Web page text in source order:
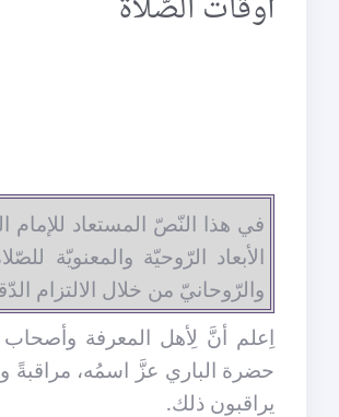
في هذا النّصّ المستعاد
الأبعاد الرّوحيّة والمعنويّة
والرّوحانيّ من خلال الالتزام
اِعلم أنَّ لِأهل المعرفة
حضرة الباري عزَّ اسمُه، مراقبةً
يراقبون ذلك.